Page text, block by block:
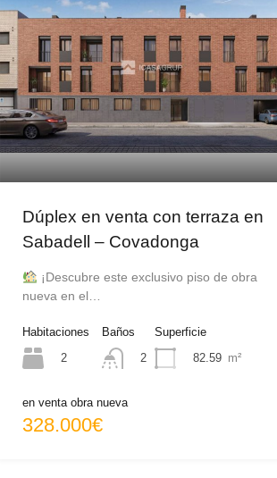
Dúplex en venta con terraza en
Sabadell – Covadonga
¡Descubre este exclusivo piso de obra
nueva en el…
Habitaciones
2
Baños
2
Superficie
82.59 m²
en venta obra nueva
328.000€